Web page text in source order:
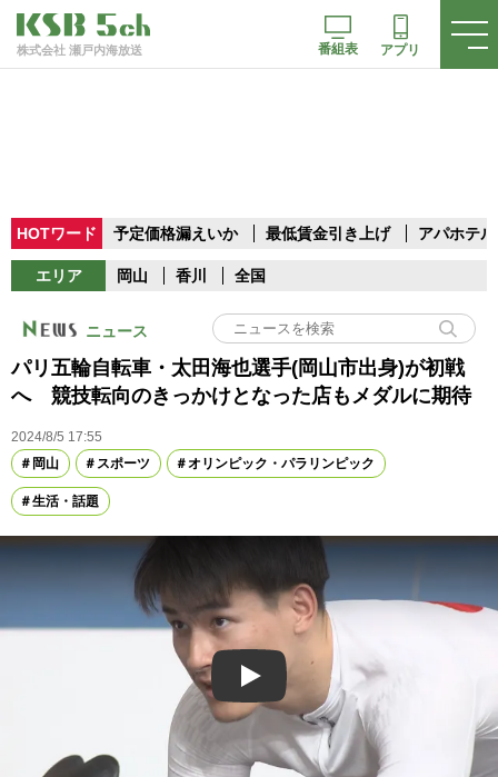
株式会社 瀬戸内海放送 番組表 アプリ
HOTワード 予定価格漏えいか 最低賃金引き上げ アパホテル
エリア 岡山 香川 全国
ニュース
パリ五輪自転車・太田海也選手(岡山市出身)が初戦
へ 競技転向のきっかけとなった店もメダルに期待
2024/8/5 17:55
岡山
スポーツ オリンピック・パラリンピック
生活・話題
Play